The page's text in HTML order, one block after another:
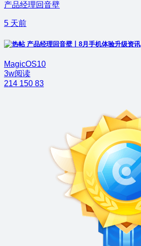
产品经理回音壁
5 天前
产品经理回音壁丨8月手机体验升级资讯
MagicOS10
3w阅读
214 150 83